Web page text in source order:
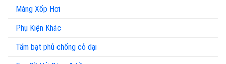
Màng Xốp Hơi
Phụ Kiện Khác
Tấm bạt phủ chống cỏ dại